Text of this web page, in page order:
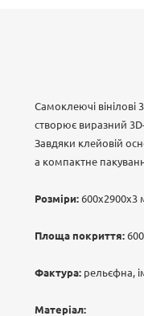
Самоклеючі
створює виразний
Завдяки клейовій
а компактне
Розміри: 600х2900х3
Площа покриття:
Фактура: рельєфна,
Матеріал: